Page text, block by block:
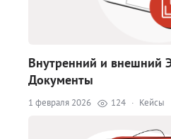
Внутренний и внешний
Документы
1 февраля 2026 124 · Кейсы